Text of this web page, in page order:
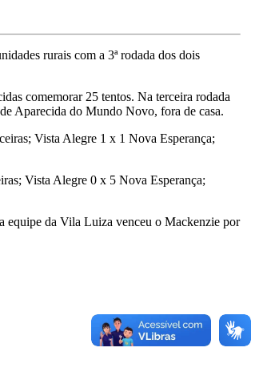
rurais com a 3ª rodada dos dois
comemorar 25 tentos. Na terceira rodada
Aparecida do Mundo Novo, fora de casa.
Vista Alegre 1 x 1 Nova Esperança;
Vista Alegre 0 x 5 Nova Esperança;
equipe da Vila Luiza venceu o Mackenzie por